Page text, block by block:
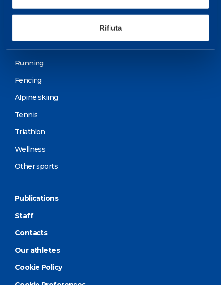
Rifiuta
Cycling and MTB
Running
Fencing
Alpine skiing
Tennis
Triathlon
Wellness
Other sports
Publications
Staff
Contacts
Our athletes
Cookie Policy